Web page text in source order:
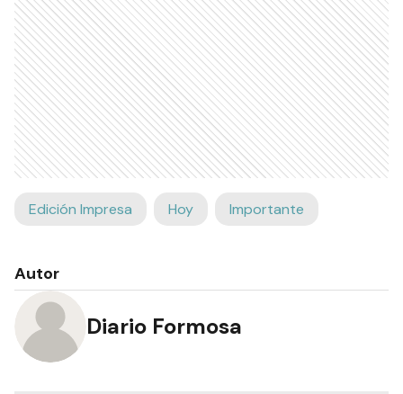
Edición Impresa Hoy Importante
Autor
Diario Formosa